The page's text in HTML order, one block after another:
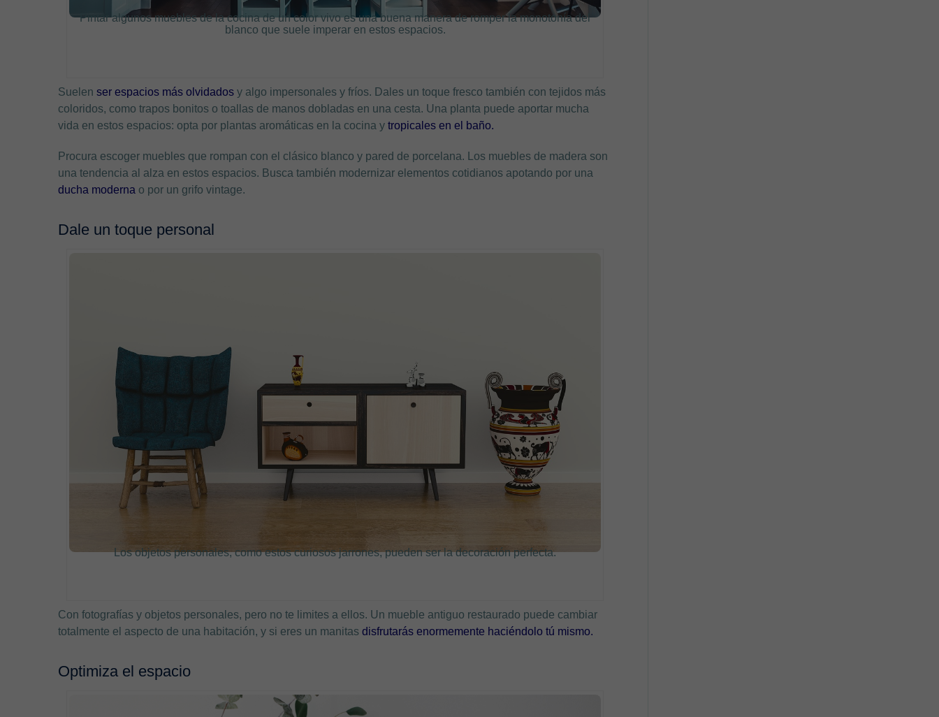
Pintar algunos muebles de la cocina de un color vivo es una buena manera de romper la monotonía del
blanco que suele imperar en estos espacios.
Suelenser espacios más olvidados y algo impersonales y fríos. Dales un toque fresco también con tejidos más
coloridos, como trapos bonitos o toallas de manos dobladas en una cesta. Una planta puede aportar mucha
vida en estos espacios: opta por plantas aromáticas en la cocina y tropicales en el baño.
Procura escoger muebles que rompan con el clásico blanco y pared de porcelana. Los muebles de madera son
una tendencia al alza en estos espacios. Busca también modernizar elementos cotidianos apotando por una
ducha moderna o por un grifo vintage.
Dale un toque personal
Los objetos personales, como estos curiosos jarrones, pueden ser la decoración perfecta.
Con fotografías y objetos personales, pero no te limites a ellos. Un mueble antiguo restaurado puede cambiar
totalmente el aspecto de una habitación, y si eres un manitasdisfrutarás enormemente haciéndolo tú mismo.
Optimiza el espacio